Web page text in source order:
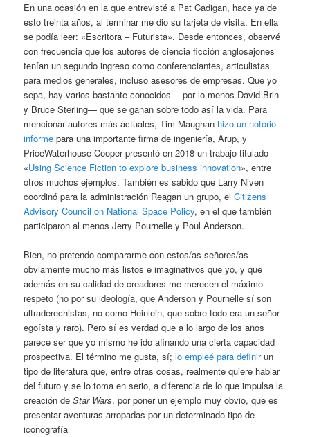
En una ocasión en la que entrevisté a Pat Cadigan, hace ya de
esto treinta años, al terminar me dio su tarjeta de visita. En ella
se podía leer: «Escritora – Futurista». Desde entonces, observé
con frecuencia que los autores de ciencia ficción anglosajones
tenían un segundo ingreso como conferenciantes, articulistas
para medios generales, incluso asesores de empresas. Que yo
sepa, hay varios bastante conocidos —por lo menos David Brin
y Bruce Sterling— que se ganan sobre todo así la vida. Para
mencionar autores más actuales, Tim Maughan hizo un notorio
informe para una importante firma de ingeniería, Arup, y
PriceWaterhouse Cooper presentó en 2018 un trabajo titulado
«Using Science Fiction to explore business innovation», entre
otros muchos ejemplos. También es sabido que Larry Niven
coordinó para la administración Reagan un grupo, elCitizens
Advisory Council on National Space Policy, en el que también
participaron al menos Jerry Pournelle y Poul Anderson.
Bien, no pretendo compararme con estos/as señores/as
obviamente mucho más listos e imaginativos que yo, y que
además en su calidad de creadores me merecen el máximo
respeto (no por su ideología, que Anderson y Pournelle sí son
ultraderechistas, no como Heinlein, que sobre todo era un señor
egoísta y raro). Pero sí es verdad que a lo largo de los años
parece ser que yo mismo he ido afinando una cierta capacidad
prospectiva. El término me gusta, sí;lo empleé para definirun
tipo de literatura que, entre otras cosas, realmente quiere hablar
del futuro y se lo toma en serio, a diferencia de lo que impulsa la
creación deStar Wars, por poner un ejemplo muy obvio, que es
presentar aventuras arropadas por un determinado tipo de
iconografía